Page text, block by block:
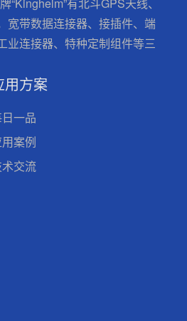
“Kinghelm”有北斗GPS天线、
宽带数据连接器、接插件、端
业连接器、特种定制组件等三
用方案
一品
案例
交流